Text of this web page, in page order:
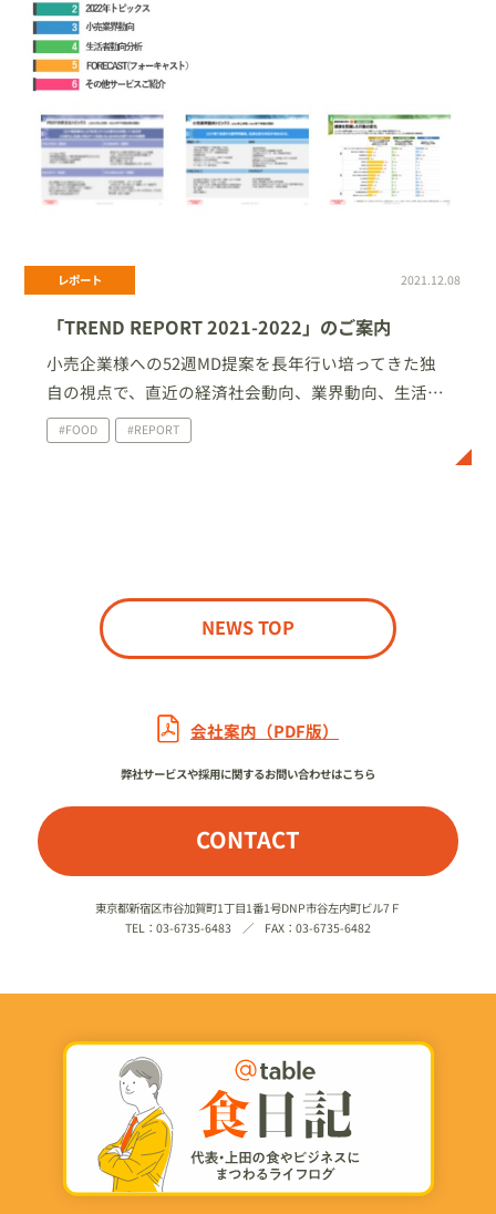
レポート 2021.12.08
「TREND REPORT 2021-2022」のご案内
小売企業様への52週MD提案を長年行い培ってきた独
自の視点で、直近の経済社会動向、業界動向、生活者
変化などから読み解いた、2021-2022年のチャンスキ
ーワードを「TREND REPORT 2021-2022」としてま
#FOOD #REPORT
NEWS TOP
会社案内（PDF版）
弊社サービスや採用に関するお問い合わせはこちら
CONTACT
東京都新宿区市谷加賀町1丁目1番1号DNP市谷左内町ビル7Ｆ
TEL：03-6735-6483 ／ FAX：03-6735-6482